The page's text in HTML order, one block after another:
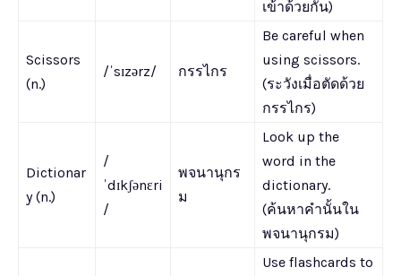
เข้าด้วยกัน)
Scissors
(n.)
/ˈsɪzərz/ กรรไกร
Be careful when
using scissors.
(ระวังเมื่อตัดด้วย
กรรไกร)
Dictionar
y (n.)
/
ˈdɪkʃənɛri
/
พจนานุกร
ม
Look up the
word in the
dictionary.
(ค้นหาคำนั้นใน
พจนานุกรม)
Use flashcards to